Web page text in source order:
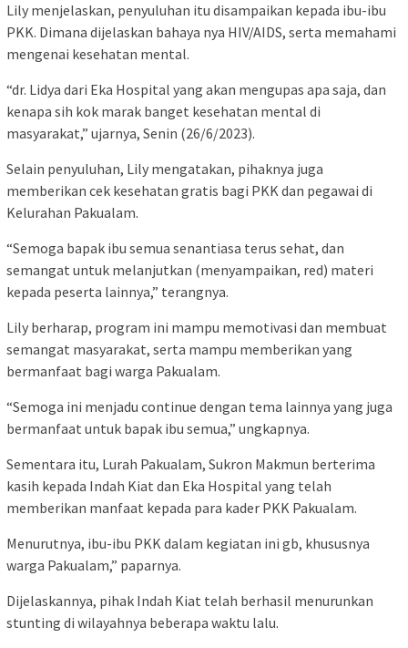
Lily menjelaskan, penyuluhan itu disampaikan kepada ibu-ibu
PKK. Dimana dijelaskan bahaya nya HIV/AIDS, serta memahami
mengenai kesehatan mental.
“dr. Lidya dari Eka Hospital yang akan mengupas apa saja, dan
kenapa sih kok marak banget kesehatan mental di
masyarakat,” ujarnya, Senin (26/6/2023).
Selain penyuluhan, Lily mengatakan, pihaknya juga
memberikan cek kesehatan gratis bagi PKK dan pegawai di
Kelurahan Pakualam.
“Semoga bapak ibu semua senantiasa terus sehat, dan
semangat untuk melanjutkan (menyampaikan, red) materi
kepada peserta lainnya,” terangnya.
Lily berharap, program ini mampu memotivasi dan membuat
semangat masyarakat, serta mampu memberikan yang
bermanfaat bagi warga Pakualam.
“Semoga ini menjadu continue dengan tema lainnya yang juga
bermanfaat untuk bapak ibu semua,” ungkapnya.
Sementara itu, Lurah Pakualam, Sukron Makmun berterima
kasih kepada Indah Kiat dan Eka Hospital yang telah
memberikan manfaat kepada para kader PKK Pakualam.
Menurutnya, ibu-ibu PKK dalam kegiatan ini gb, khususnya
warga Pakualam,” paparnya.
Dijelaskannya, pihak Indah Kiat telah berhasil menurunkan
stunting di wilayahnya beberapa waktu lalu.